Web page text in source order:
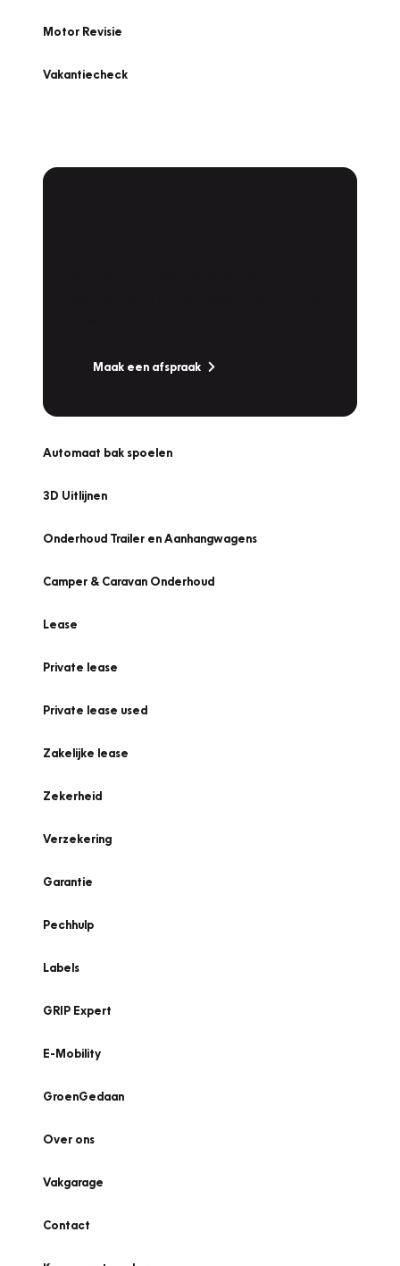
Motor Revisie
Vakantiecheck
Maak een afspraak
Automaat bak spoelen
3D Uitlijnen
Onderhoud Trailer en Aanhangwagens
Camper & Caravan Onderhoud
Lease
Private lease
Private lease used
Zakelijke lease
Zekerheid
Verzekering
Garantie
Pechhulp
Labels
GRIP Expert
E-Mobility
GroenGedaan
Over ons
Vakgarage
Contact